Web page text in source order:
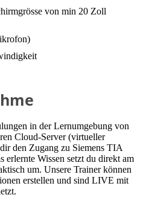
von min 20 Zoll
in der Lernumgebung von
Cloud-Server (virtueller
den Zugang zu Siemens TIA
erlernte Wissen setzt du direkt am
um. Unsere Trainer können
erstellen und sind LIVE mit